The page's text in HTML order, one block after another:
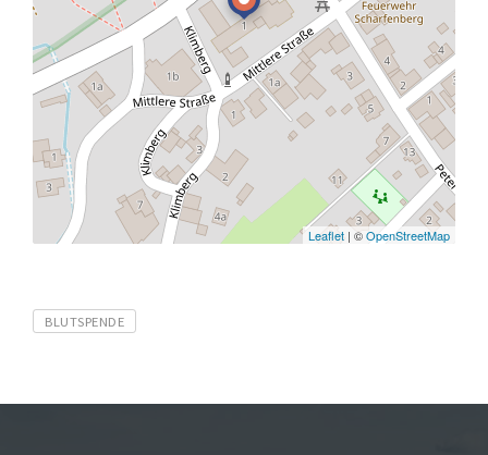
Leaflet | ©OpenStreetMap
Tags
BLUTSPENDE